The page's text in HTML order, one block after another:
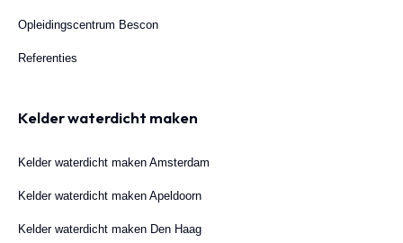
Opleidingscentrum Bescon
Referenties
Kelder waterdicht maken
Kelder waterdicht maken Amsterdam
Kelder waterdicht maken Apeldoorn
Kelder waterdicht maken Den Haag